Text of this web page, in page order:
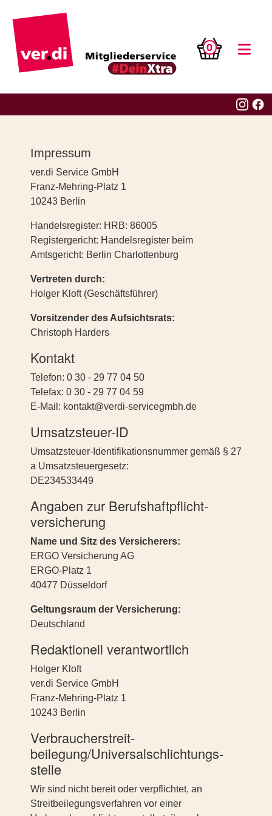
0
Impressum
ver.di Service GmbH
Franz-Mehring-Platz 1
10243 Berlin
Handelsregister: HRB: 86005
Registergericht: Handelsregister beim
Amtsgericht: Berlin Charlottenburg
Vertreten durch:
Holger Kloft (Geschäftsführer)
Vorsitzender des Aufsichtsrats:
Christoph Harders
Kontakt
Telefon: 0 30 - 29 77 04 50
Telefax: 0 30 - 29 77 04 59
E-Mail: kontakt@verdi-servicegmbh.de
Umsatzsteuer-ID
Umsatzsteuer-Identifikationsnummer gemäß § 27
a Umsatzsteuergesetz:
DE234533449
Angaben zur Berufs­haftpflicht­
versicherung
Name und Sitz des Versicherers:
ERGO Versicherung AG
ERGO-Platz 1
40477 Düsseldorf
Geltungsraum der Versicherung:
Deutschland
Redaktionell verantwortlich
Holger Kloft
ver.di Service GmbH
Franz-Mehring-Platz 1
10243 Berlin
Verbraucher­streit­
beilegung/Universal­schlichtungs­
stelle
Wir sind nicht bereit oder verpflichtet, an
Streitbeilegungsverfahren vor einer